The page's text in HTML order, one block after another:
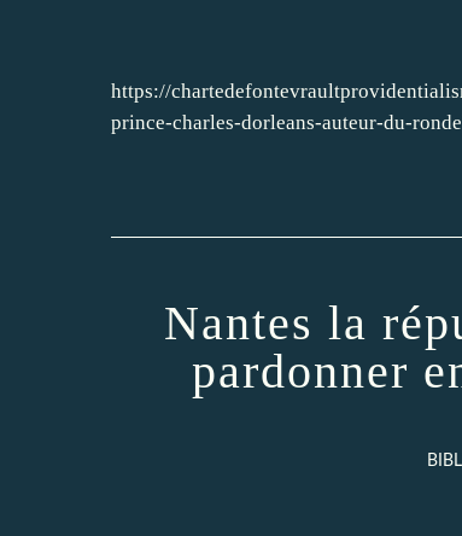
https://
prince-charles-dorleans-auteur-du-
Nantes la
pardonner